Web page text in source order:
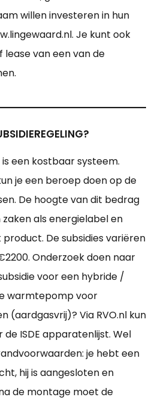
willen investeren in hun
Je kunt ook
lease van een van de
een kostbaar systeem.
je een beroep doen op de
De hoogte van dit bedrag
als energielabel en
De subsidies variëren
Onderzoek doen naar
voor een hybride /
warmtepomp voor
(aardgasvrij)? Via RVO.nl kun
ISDE apparatenlijst. Wel
je hebt een
hij is aangesloten en
de montage moet de